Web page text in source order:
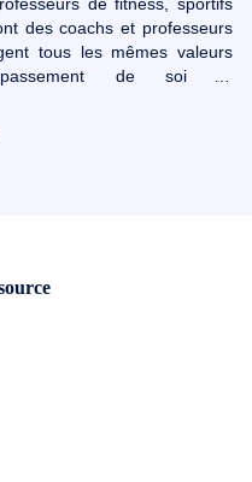
des coachs et professeurs
tous les mêmes valeurs
de soi et
aujourd’hui à accompagner